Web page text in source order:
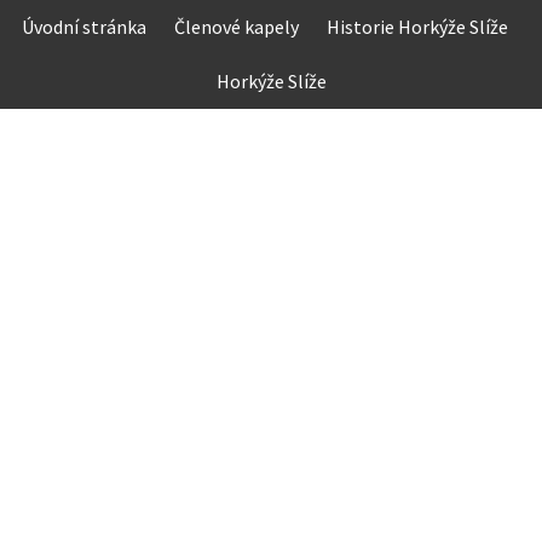
Skip
Úvodní stránka Členové kapely Historie Horkýže Slíže
Horkýže Slíže